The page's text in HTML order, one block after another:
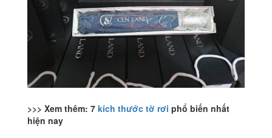
>>> Xem thêm: 7 kích thước tờ rơi phổ biến nhất
hiện nay